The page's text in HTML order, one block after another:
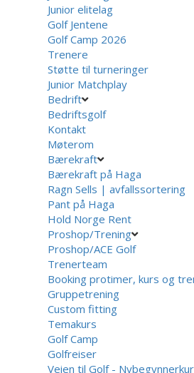
Junior elitelag
Golf Jentene
Golf Camp 2026
Trenere
Støtte til turneringer
Junior Matchplay
Bedrift
Bedriftsgolf
Kontakt
Møterom
Bærekraft
Bærekraft på Haga
Ragn Sells | avfallssortering
Pant på Haga
Hold Norge Rent
Proshop/Trening
Proshop/ACE Golf
Trenerteam
Booking protimer, kurs og
Gruppetrening
Custom fitting
Temakurs
Golf Camp
Golfreiser
Veien til Golf -